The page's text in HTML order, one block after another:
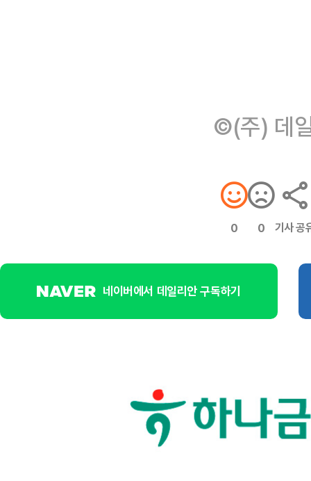
©(주) 데
0 0 기사 공
네이버에서 데일리안 구독하기